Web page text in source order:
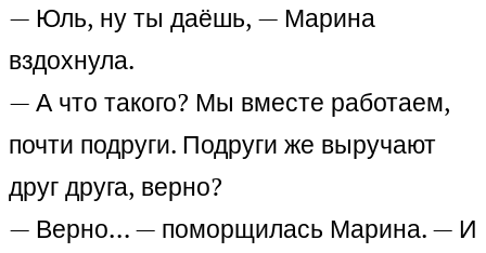
— Юль, ну ты даёшь, — Марина
вздохнула.
— А что такого? Мы вместе работаем,
почти подруги. Подруги же выручают
друг друга, верно?
— Верно… — поморщилась Марина. — И